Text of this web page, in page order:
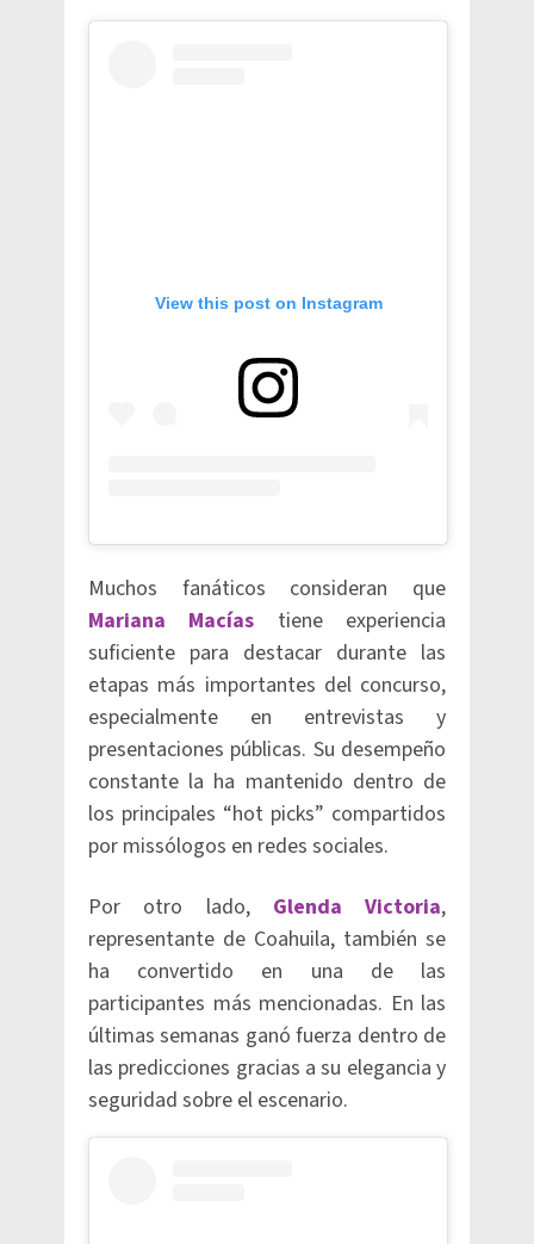
View this post on Instagram
Muchos fanáticos consideran que
Mariana Macías tiene experiencia
suficiente para destacar durante las
etapas más importantes del concurso,
especialmente en entrevistas y
presentaciones públicas. Su desempeño
constante la ha mantenido dentro de
los principales “hot picks” compartidos
por missólogos en redes sociales.
Por otro lado, Glenda Victoria,
representante de Coahuila, también se
ha convertido en una de las
participantes más mencionadas. En las
últimas semanas ganó fuerza dentro de
las predicciones gracias a su elegancia y
seguridad sobre el escenario.